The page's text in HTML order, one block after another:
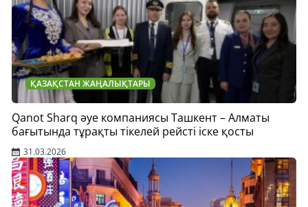
ҚАЗАҚСТАН ЖАҢАЛЫҚТАРЫ
Qanot Sharq әуе компаниясы Ташкент – Алматы
бағытында тұрақты тікелей рейсті іске қосты
31.03.2026